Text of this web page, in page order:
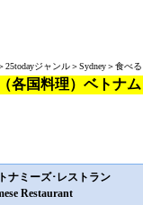
25todayジャンル＞Sydney＞食べ
各国料理）ベトナム
ナミーズ･レストラン
Restaurant